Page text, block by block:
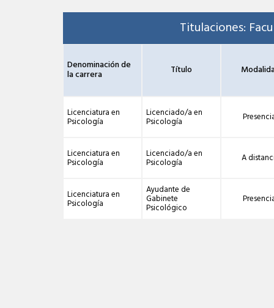
Titulaciones:
Denominación de
la carrera Título
Licenciatura en
Psicología
Licenciado/a en
Psicología
Licenciatura en
Psicología
Licenciado/a en
Psicología A
Licenciatura en
Psicología
Ayudante de
Gabinete
Psicológico